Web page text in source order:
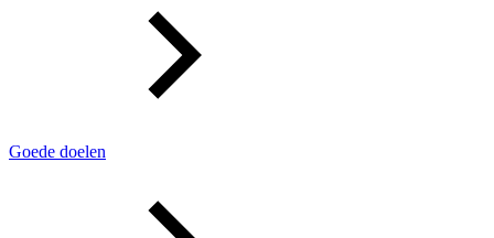
Goede doelen